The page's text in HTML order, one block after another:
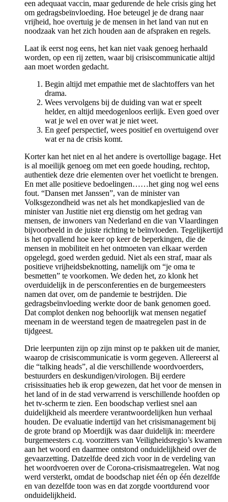
een adequaat vaccin, maar gedurende de hele crisis ging het
om gedragsbeïnvloeding. Hoe beteugel je de drang naar
vrijheid, hoe overtuig je de mensen in het land van nut en
noodzaak van het zich houden aan de afspraken en regels.
Laat ik eerst nog eens, het kan niet vaak genoeg herhaald
worden, op een rij zetten, waar bij crisiscommunicatie altijd
aan moet worden gedacht.
Begin altijd met empathie met de slachtoffers van het
drama.
Wees vervolgens bij de duiding van wat er speelt
helder, en altijd meedogenloos eerlijk. Even goed over
wat je wel en over wat je niet weet.
En geef perspectief, wees positief en overtuigend over
wat er na de crisis komt.
Korter kan het niet en al het andere is overtollige bagage. Het
is al moeilijk genoeg om met een goede houding, rechtop,
authentiek deze drie elementen over het voetlicht te brengen.
En met alle positieve bedoelingen……het ging nog wel eens
fout. “Dansen met Janssen”, van de minister van
Volksgezondheid was net als het mondkapjeslied van de
minister van Justitie niet erg dienstig om het gedrag van
mensen, de inwoners van Nederland en die van Vlaardingen
bijvoorbeeld in de juiste richting te beïnvloeden. Tegelijkertijd
is het opvallend hoe keer op keer de beperkingen, die de
mensen in mobiliteit en het ontmoeten van elkaar werden
opgelegd, goed werden geduid. Niet als een straf, maar als
positieve vrijheidsbeknotting, namelijk om “je oma te
besmetten” te voorkomen. We deden het, zo klonk het
overduidelijk in de persconferenties en de burgemeesters
namen dat over, om de pandemie te bestrijden. Die
gedragsbeïnvloeding werkte door de bank genomen goed.
Dat complot denken nog behoorlijk wat mensen negatief
meenam in de weerstand tegen de maatregelen past in de
tijdgeest.
Drie leerpunten zijn op zijn minst op te pakken uit de manier,
waarop de crisiscommunicatie is vorm gegeven. Allereerst al
die “talking heads”, al die verschillende woordvoerders,
bestuurders en deskundigen/virologen. Bij eerdere
crisissituaties heb ik erop gewezen, dat het voor de mensen in
het land of in de stad verwarrend is verschillende hoofden op
het tv-scherm te zien. Een boodschap verliest snel aan
duidelijkheid als meerdere verantwoordelijken hun verhaal
houden. De evaluatie indertijd van het crisismanagement bij
de grote brand op Moerdijk was daar duidelijk in: meerdere
burgemeesters c.q. voorzitters van Veiligheidsregio’s kwamen
aan het woord en daarmee ontstond onduidelijkheid over de
gevaarzetting. Datzelfde deed zich voor in de verdeling van
het woordvoeren over de Corona-crisismaatregelen. Wat nog
werd versterkt, omdat de boodschap niet één op één dezelfde
en van dezelfde toon was en dat zorgde voortdurend voor
onduidelijkheid.